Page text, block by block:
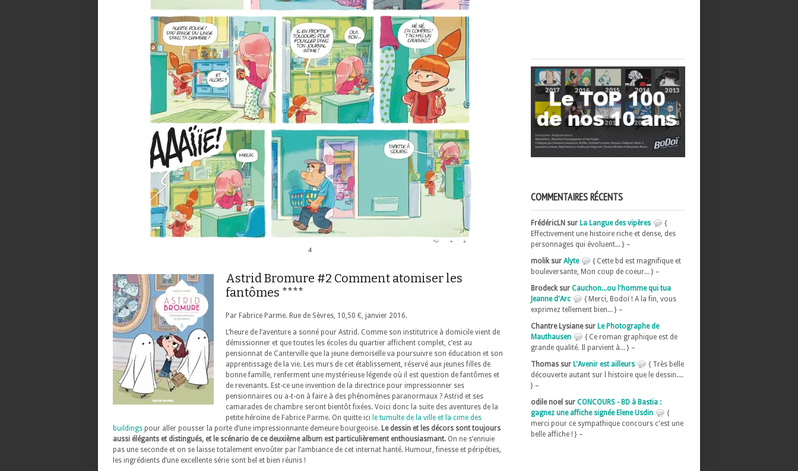
Astrid Bromure #2 Comment atomiser les
fantômes ****
Par Fabrice Parme. Rue de Sèvres, 10,50 €, janvier 2016.
L’heure de l’aventure a sonné pour Astrid. Comme son institutrice à domicile vient de
démissionner et que toutes les écoles du quartier affichent complet, c’est au
pensionnat de Canterville que la jeune demoiselle va poursuivre son éducation et son
apprentissage de la vie. Les murs de cet établissement, réservé aux jeunes filles de
bonne famille, renferment une mystérieuse légende où il est question de fantômes et
de revenants. Est-ce une invention de la directrice pour impressionner ses
pensionnaires ou a-t-on à faire à des phénomènes paranormaux ? Astrid et ses
camarades de chambre seront bientôt fixées. Voici donc la suite des aventures de la
petite héroïne de Fabrice Parme. On quitte ici le tumulte de la ville et la cime des
buildings pour aller pousser la porte d’une impressionnante demeure bourgeoise. Le dessin et les décors sont toujours
aussi élégants et distingués, et le scénario de ce deuxième album est particulièrement enthousiasmant. On ne s’ennuie
pas une seconde et on se laisse totalement envoûter par l’ambiance de cet internat hanté. Humour, finesse et péripéties,
les ingrédients d’une excellente série sont bel et bien réunis !
COMMENTAIRES RÉCENTS
FrédéricLN sur La Langue des vipères
{
Effectivement une histoire riche et dense, des
personnages qui évoluent... } –
molik sur Alyte
{ Cette bd est magnifique et
bouleversante, Mon coup de coeur... } –
Brodeck sur Cauchon...ou l'homme qui tua
Jeanne d'Arc
{ Merci, Bodoï ! A la fin, vous
exprimez tellement bien... } –
Chantre Lysiane sur Le Photographe de
Mauthausen
{ Ce roman graphique est de
grande qualité. Il parvient à... } –
Thomas sur L'Avenir est ailleurs
{ Très belle
découverte autant sur l histoire que le dessin....
} –
odile noel sur CONCOURS - BD à Bastia :
gagnez une affiche signée Elene Usdin
{
merci pour ce sympathique concours c'est une
belle affiche ! } –